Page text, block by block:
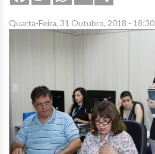
Quarta-Feira, 31 Outubro, 2018 - 18:30